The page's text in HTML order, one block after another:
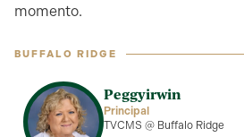
momento.
BUFFALO RIDGE
Peggyirwin
Principal
TVCMS @ Buffalo Ridge